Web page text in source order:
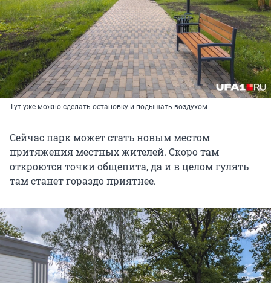
Тут уже можно сделать остановку и подышать воздухом
Сейчас парк может стать новым местом
притяжения местных жителей. Скоро там
откроются точки общепита, да и в целом гулять
там станет гораздо приятнее.